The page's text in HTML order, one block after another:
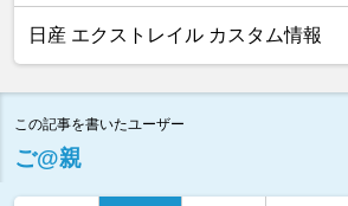
日産 エクストレイル カスタム情報
この記事を書いたユーザー
ご@親